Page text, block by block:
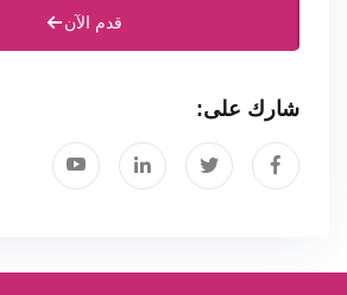
قدم الآن
شارك على: